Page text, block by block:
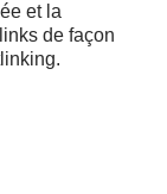
et la
de façon